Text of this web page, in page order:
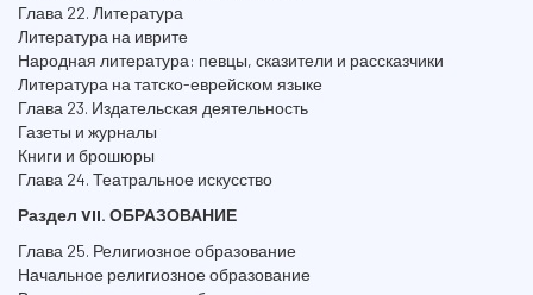
Глава 22. Литература
Литература на иврите
Народная литература: певцы, сказители и рассказчики
Литература на татско-еврейском языке
Глава 23. Издательская деятельность
Газеты и журналы
Книги и брошюры
Глава 24. Театральное искусство
Раздел VII. ОБРАЗОВАНИЕ
Глава 25. Религиозное образование
Начальное религиозное образование